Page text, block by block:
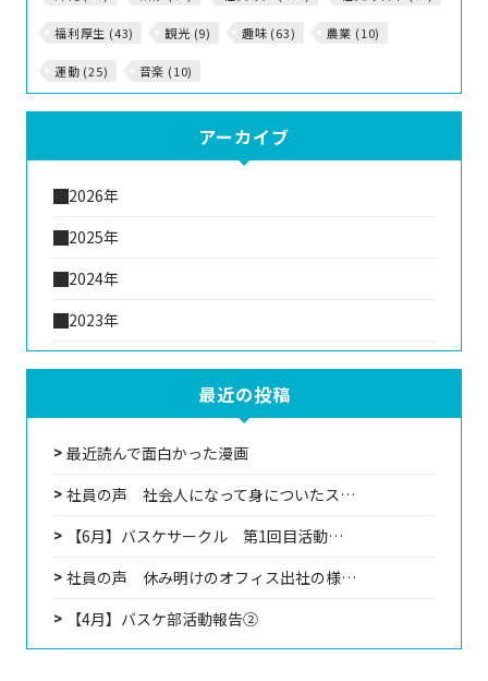
福利厚生 (43) 観光 (9) 趣味 (63) 農業 (10)
運動 (25) 音楽 (10)
アーカイブ
2026年
2025年
2024年
2023年
最近の投稿
最近読んで面白かった漫画
社員の声 社会人になって身についたス…
【6月】バスケサークル 第1回目活動…
社員の声 休み明けのオフィス出社の様…
【4月】バスケ部活動報告②